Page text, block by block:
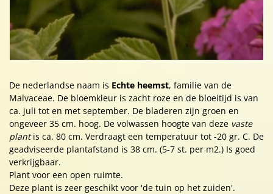
De nederlandse naam is Echte heemst, familie van de
Malvaceae. De bloemkleur is zacht roze en de bloeitijd is van
ca. juli tot en met september. De bladeren zijn groen en
ongeveer 35 cm. hoog. De volwassen hoogte van deze vaste
plantis ca. 80 cm. Verdraagt een temperatuur tot -20 gr. C. De
geadviseerde plantafstand is 38 cm. (5-7 st. per m2.) Is goed
verkrijgbaar.
Plant voor een open ruimte.
Deze plant is zeer geschikt voor 'de tuin op het zuiden'.